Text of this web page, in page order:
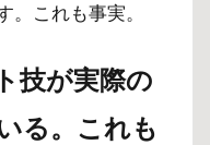
。これも事実。
技が実際の
る。これも